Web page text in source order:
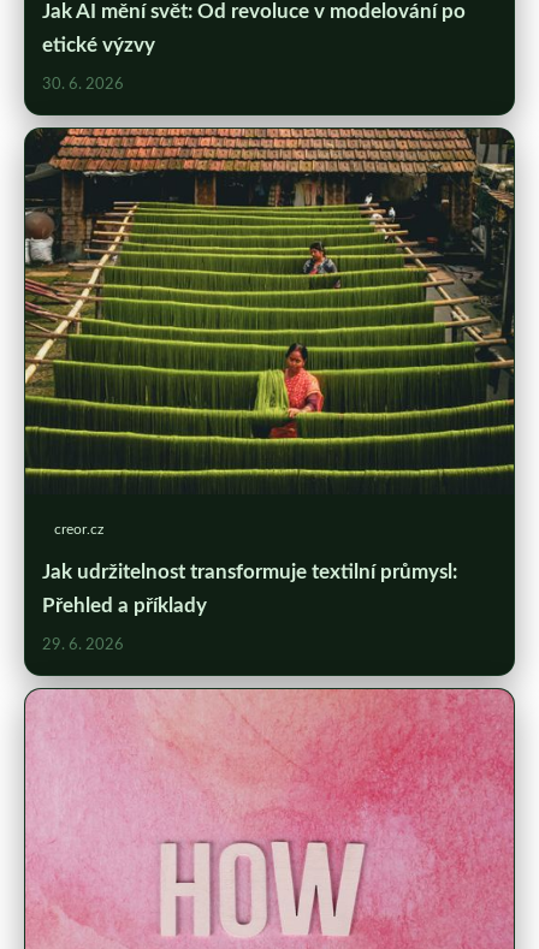
Jak AI mění svět: Od revoluce v modelování po
etické výzvy
30. 6. 2026
creor.cz
Jak udržitelnost transformuje textilní průmysl:
Přehled a příklady
29. 6. 2026